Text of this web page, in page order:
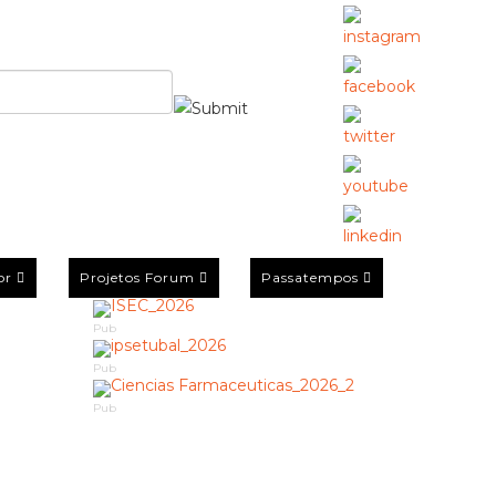
Projetos Forum Passatempos
Pub
Pub
Pub